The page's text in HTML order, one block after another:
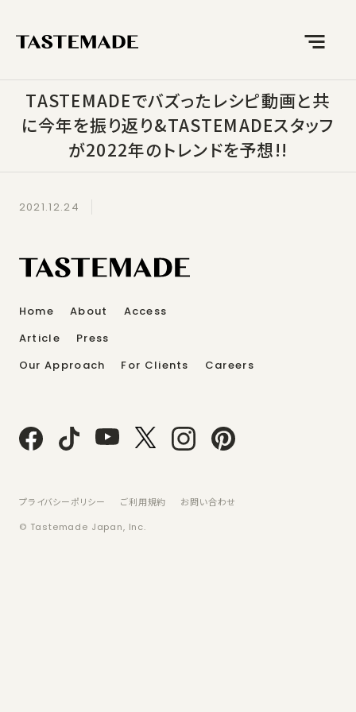
TASTEMADEでバズったレシピ動画と共
に今年を振り返り&TASTEMADEスタッフ
が2022年のトレンドを予想!!
2021.12.24
Home About
Access
Article
Press
Our Approach
For Clients Careers
プライバシーポリシー ご利用規約
お問い合わせ
© Tastemade Japan, Inc.